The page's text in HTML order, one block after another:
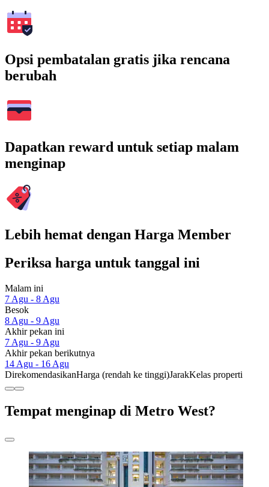
Opsi pembatalan gratis jika rencana
berubah
Dapatkan reward untuk setiap malam
menginap
Lebih hemat dengan Harga Member
Periksa harga untuk tanggal ini
Malam ini
7 Agu - 8 Agu
Besok
8 Agu - 9 Agu
Akhir pekan ini
7 Agu - 9 Agu
Akhir pekan berikutnya
14 Agu - 16 Agu
DirekomendasikanHarga (rendah ke tinggi)JarakKelas properti
Tempat menginap di Metro West?